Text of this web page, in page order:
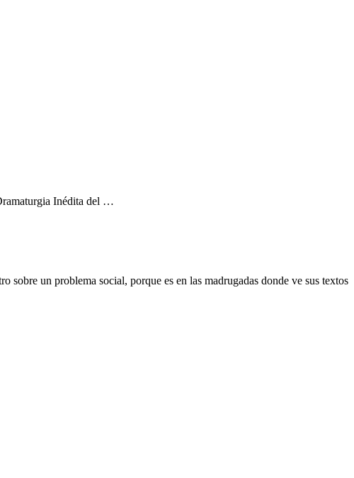
Inédita del …
un problema social, porque es en las madrugadas donde ve sus textos